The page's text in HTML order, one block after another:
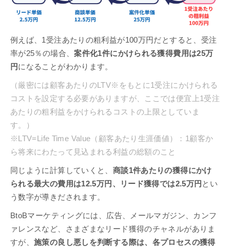
例えば、1受注あたりの粗利益が100万円だとすると、受注
率が25％の場合、案件化1件にかけられる獲得費用は25万
円になることがわかります。
（厳密には顧客あたりのLTV※をもとに1受注にかけられる
コストを設定する必要がありますが、ここでは便宜上1受注
あたりの粗利益をかけられるコストの上限としていま
す。）
※LTV=Life Time Value（顧客あたり生涯価値）：1顧客か
ら将来にわたって見込まれる利益の総額のこと
同じように計算していくと、 商談1件あたりの獲得にかけ
られる最大の費用は12.5万円、リード獲得では2.5万円 とい
う数字が導きだされます。
BtoBマーケティングには、広告、メールマガジン、カンフ
ァレンスなど、さまざまなリード獲得のチャネルがありま
すが、施策の良し悪しを判断する際は、各プロセスの獲得